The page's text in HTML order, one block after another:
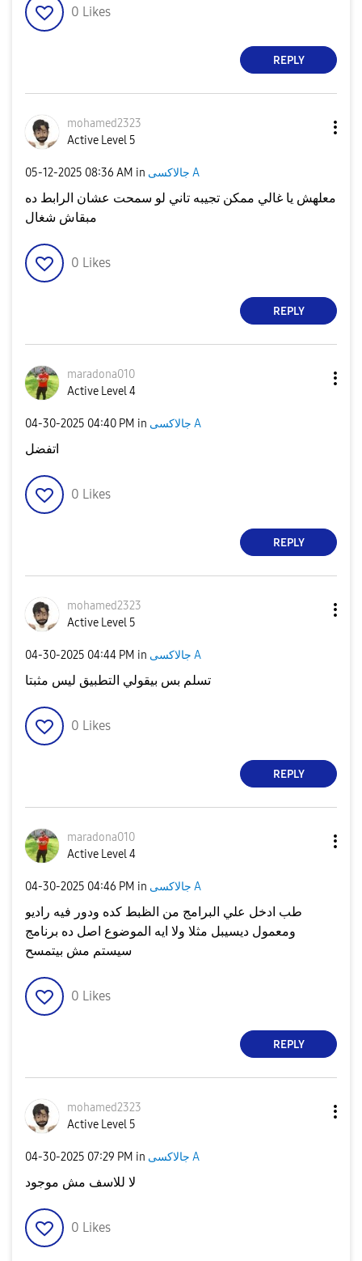
0 Likes
REPLY
mohamed2323
Active Level 5
‎05-12-2025 08:36 AM in جالاكسى A
معلهش يا غالي ممكن تجيبه تاني لو سمحت عشان الرابط ده
مبقاش شغال
0 Likes
REPLY
maradona010
Active Level 4
‎04-30-2025 04:40 PM in جالاكسى A
اتفضل
0 Likes
REPLY
mohamed2323
Active Level 5
‎04-30-2025 04:44 PM in جالاكسى A
تسلم بس بيقولي التطبيق ليس مثبتا
0 Likes
REPLY
maradona010
Active Level 4
‎04-30-2025 04:46 PM in جالاكسى A
طب ادخل علي البرامج من الظبط كده ودور فيه راديو
ومعمول ديسيبل مثلا ولا ايه الموضوع اصل ده برنامج
سيستم مش بيتمسح
0 Likes
REPLY
mohamed2323
Active Level 5
‎04-30-2025 07:29 PM in جالاكسى A
لا للاسف مش موجود
0 Likes